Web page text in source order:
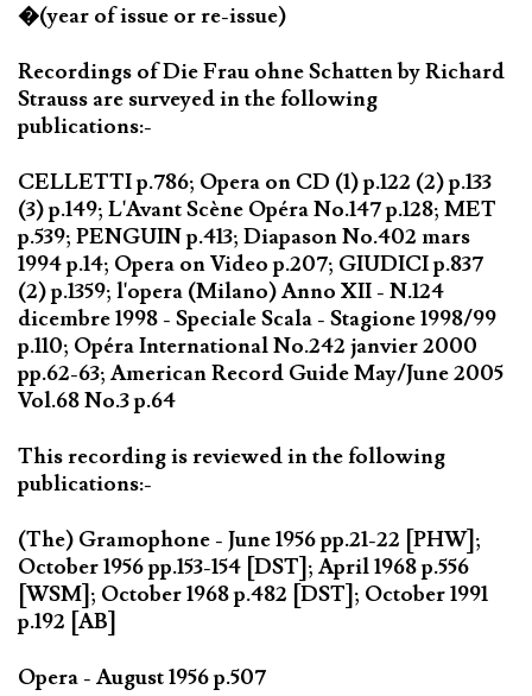
�(year of issue or re-issue)
Recordings of Die Frau ohne Schatten by Richard
Strauss are surveyed in the following
publications:-
CELLETTI p.786; Opera on CD (1) p.122 (2) p.133
(3) p.149; L'Avant Scène Opéra No.147 p.128; MET
p.539; PENGUIN p.413; Diapason No.402 mars
1994 p.14; Opera on Video p.207; GIUDICI p.837
(2) p.1359; l'opera (Milano) Anno XII - N.124
dicembre 1998 - Speciale Scala - Stagione 1998/99
p.110; Opéra International No.242 janvier 2000
pp.62-63; American Record Guide May/June 2005
Vol.68 No.3 p.64
This recording is reviewed in the following
publications:-
(The) Gramophone - June 1956 pp.21-22 [PHW];
October 1956 pp.153-154 [DST]; April 1968 p.556
[WSM]; October 1968 p.482 [DST]; October 1991
p.192 [AB]
Opera - August 1956 p.507